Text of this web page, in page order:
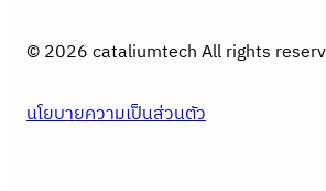
© 2026 cataliumtech All rights
นโยบายความเป็นส่วนตัว